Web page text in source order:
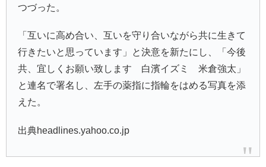
つづった。
「互いに高め合い、互いを守り合いながら共に生きて
行きたいと思っています」と決意を新たにし、「今後
共、宜しくお願い致します 白濱イズミ 米倉強太」
と連名で署名し、左手の薬指に指輪をはめる写真を添
えた。
出典headlines.yahoo.co.jp